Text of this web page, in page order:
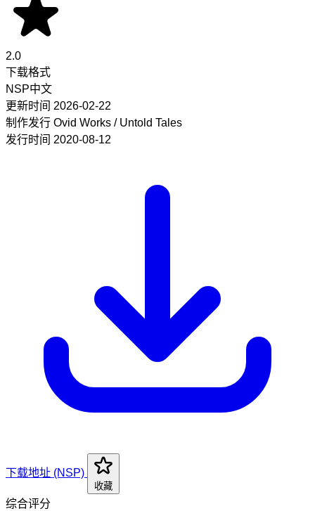
2.0
下载格式
NSP中文
更新时间 2026-02-22
制作发行 Ovid Works / Untold Tales
发行时间 2020-08-12
下载地址 (NSP)
收藏
综合评分